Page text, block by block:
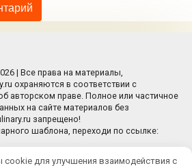
| Все права на материалы,
охраняются в соответствии с
авторском праве. Полное или частичное
на сайте материалов без
запрещено!
шаблона, переходи по ссылке:
cookie для улучшения взаимодействия с